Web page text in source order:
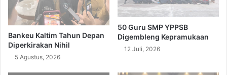
Bankeu Kaltim Tahun Depan
Diperkirakan Nihil
5 Agustus, 2026
50 Guru SMP YPPSB
Digembleng Kepramukaan
12 Juli, 2026